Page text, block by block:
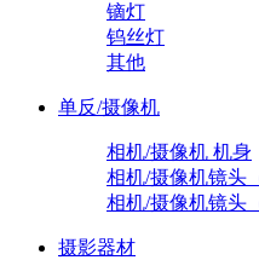
镝灯
钨丝灯
其他
单反/摄像机
相机/摄像机 机身
相机/摄像机镜头
相机/摄像机镜头
摄影器材